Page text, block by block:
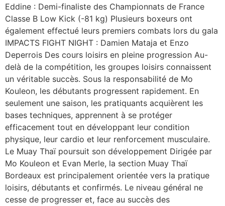
Eddine : Demi-finaliste des Championnats de France
Classe B Low Kick (-81 kg) Plusieurs boxeurs ont
également effectué leurs premiers combats lors du gala
IMPACTS FIGHT NIGHT : Damien Mataja et Enzo
Deperrois Des cours loisirs en pleine progression Au-
delà de la compétition, les groupes loisirs connaissent
un véritable succès. Sous la responsabilité de Mo
Kouleon, les débutants progressent rapidement. En
seulement une saison, les pratiquants acquièrent les
bases techniques, apprennent à se protéger
efficacement tout en développant leur condition
physique, leur cardio et leur renforcement musculaire.
Le Muay Thaï poursuit son développement Dirigée par
Mo Kouleon et Evan Merle, la section Muay Thaï
Bordeaux est principalement orientée vers la pratique
loisirs, débutants et confirmés. Le niveau général ne
cesse de progresser et, face au succès des